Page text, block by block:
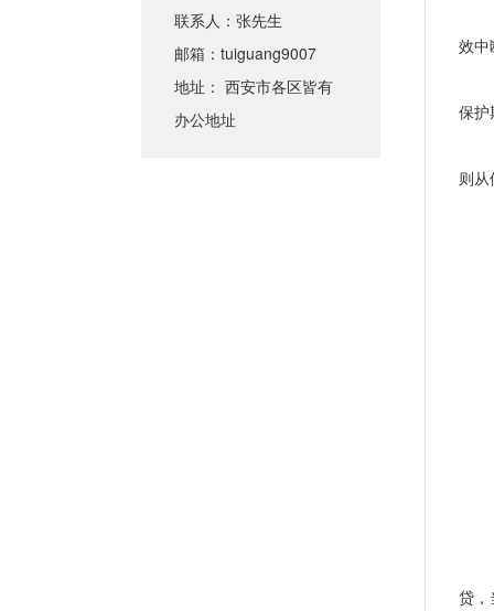
联系人：张先生
邮箱：tuiguang9007
地址： 西安市各区皆有
办公地址
（
效中
（
保护
（
则从
贷